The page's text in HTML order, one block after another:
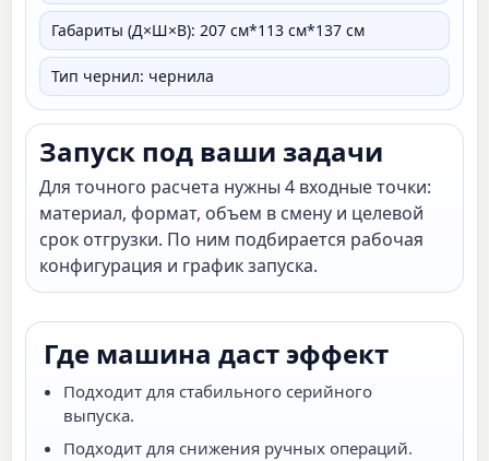
Габариты (Д×Ш×В): 207 см*113 см*137 см
Тип чернил: чернила
Запуск под ваши задачи
Для точного расчета нужны 4 входные точки:
материал, формат, объем в смену и целевой
срок отгрузки. По ним подбирается рабочая
конфигурация и график запуска.
Где машина даст эффект
Подходит для стабильного серийного
выпуска.
Подходит для снижения ручных операций.